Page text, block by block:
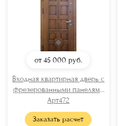
от 45 000 руб.
Входная квартирная дверь с
фрезерованными панелями
МДФ
Арт472
Заказать расчет